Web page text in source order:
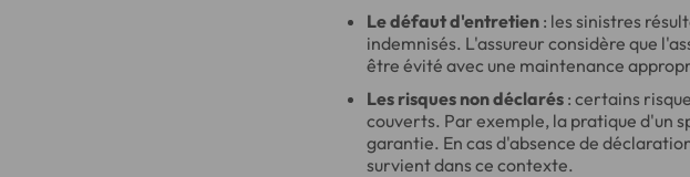
Le défaut d'entretien : les sinistres
indemnisés. L'assureur considère que
être évité avec une maintenance
Les risques non déclarés : certains
couverts. Par exemple, la pratique d'un
garantie. En cas d'absence de
survient dans ce contexte.